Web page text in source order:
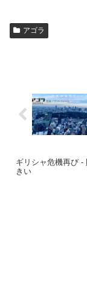
アゴラ
ギリシャ危機再び -
きい